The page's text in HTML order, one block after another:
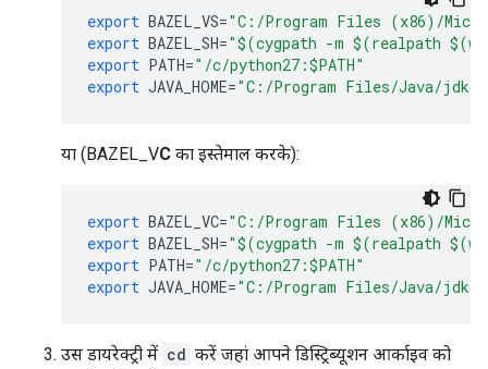
export BAZEL_VS="C:/Program Files (x86)/
export BAZEL_SH="$(cygpath -m $(realpath
export PATH="/c/python27:$PATH"
export JAVA_HOME="C:/Program Files/Java/
या (BAZEL_VC का इस्तेमाल करके):
export BAZEL_VC="C:/Program Files (x86)/
export BAZEL_SH="$(cygpath -m $(realpath
export PATH="/c/python27:$PATH"
export JAVA_HOME="C:/Program Files/Java/
उस डायरेक्ट्री में cd करें जहां आपने डिस्ट्रिब्यूशन आर्काइव को